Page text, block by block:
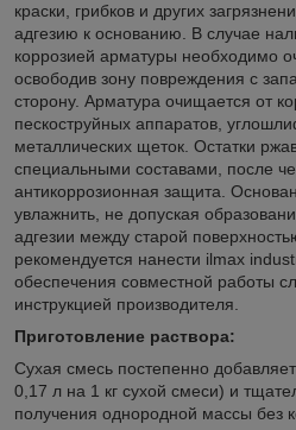
краски, грибков и других
адгезию к основанию. В случае
коррозией арматуры необходимо
освободив зону повреждения с
сторону. Арматура очищается от
пескоструйных аппаратов,
металлических щеток. Остатки
специальными составами, после
антикоррозионная защита.
увлажнить, не допуская
адгезии между старой
рекомендуется нанести ilmax
обеспечения совместной работы
инструкцией производителя.
Приготовление раствора:
Сухая смесь постепенно
0,17 л на 1 кг сухой смеси) и
получения однородной массы без